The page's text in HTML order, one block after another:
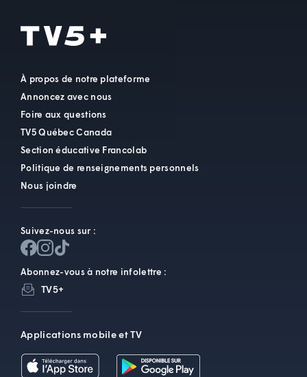
À propos de notre plateforme
Annoncez avec nous
Foire aux questions
TV5 Québec Canada
Section éducative Francolab
Politique de renseignements personnels
Nous joindre
Suivez-nous sur :
Abonnez-vous à notre infolettre :
TV5+
Applications mobile et TV